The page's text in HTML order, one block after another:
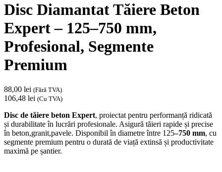
Disc Diamantat Tăiere Beton
Expert – 125–750 mm,
Profesional, Segmente
Premium
88,00 lei (Fără TVA)
106,48 lei (Cu TVA)
Disc de tăiere beton Expert, proiectat pentru performanță ridicată
și durabilitate în lucrări profesionale. Asigură tăieri rapide și precise
în beton,granit,pavele. Disponibil în diametre între 125–750 mm, cu
segmente premium pentru o durată de viață extinsă și productivitate
maximă pe șantier.